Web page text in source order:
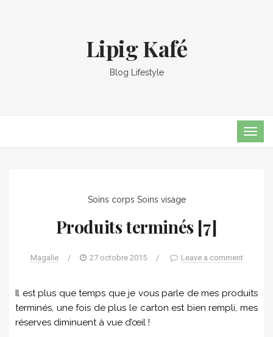
Lipig Kafé
Blog Lifestyle
Soins corps Soins visage
Produits terminés [7]
Magalie / 27 octobre 2015 / Leave a comment
Il est plus que temps que je vous parle de mes produits
terminés, une fois de plus le carton est bien rempli, mes
réserves diminuent à vue d’œil !